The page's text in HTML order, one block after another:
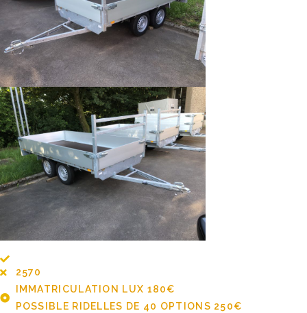
2570
IMMATRICULATION LUX 180€
POSSIBLE RIDELLES DE 40 OPTIONS 250€